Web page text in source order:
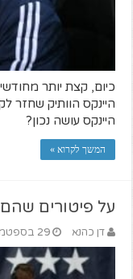
כיום, קצת יותר
היינקס הוותיק שחזר
היינקס עושה נכון?
המשך לקרוא »
על פיטורים
דן כהנא 29 בספטמבר 2017